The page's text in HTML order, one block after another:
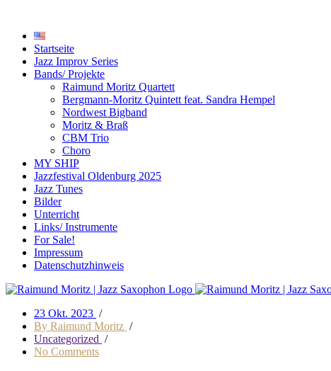
Startseite
Jazz Improv Series
Bands/ Projekte
Raimund Moritz Quartett
Bergmann-Moritz Quintett feat. Sandra Hempel
Nordwest Bigband
Moritz & Braß
CBM Trio
Choro
MY SHIP
Jazzfestival Oldenburg 2025
Jazz Tunes
Bilder
Unterricht
Links/ Instrumente
For Sale!
Impressum
Datenschutzhinweis
23 Okt. 2023 /
By Raimund Moritz /
Uncategorized /
No Comments